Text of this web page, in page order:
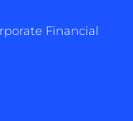
Financial